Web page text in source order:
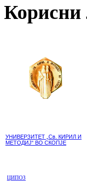
Корисни
УНИВЕРЗИТЕТ „Св. КИРИЛ И
МЕТОДИЈ“ ВО СКОПЈЕ
ЦИПОЗ